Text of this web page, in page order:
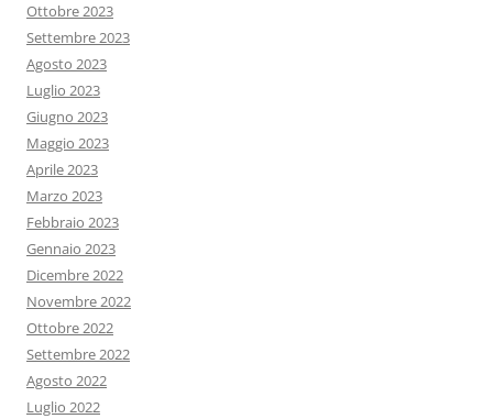
Ottobre 2023
Settembre 2023
Agosto 2023
Luglio 2023
Giugno 2023
Maggio 2023
Aprile 2023
Marzo 2023
Febbraio 2023
Gennaio 2023
Dicembre 2022
Novembre 2022
Ottobre 2022
Settembre 2022
Agosto 2022
Luglio 2022